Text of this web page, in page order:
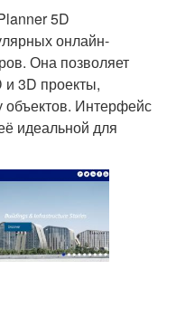
5D
онлайн-
Она позволяет
и 3D проекты,
объектов. Интерфейс
идеальной для